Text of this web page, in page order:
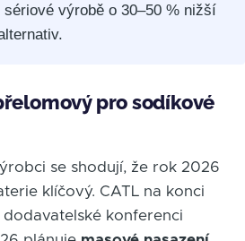
sériové výrobě o 30–50 % nižší
pro sodíkové
se shodují, že rok 2026
klíčový. CATL na konci
konferenci